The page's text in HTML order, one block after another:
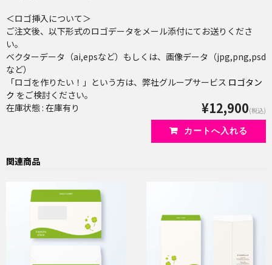
＜ロゴ挿入について＞
ご注文後、以下形式のロゴデータをメール添付にてお送りくださ
い。
ベクターデータ（ai,epsなど）もしくは、画像データ（jpg,png,psd
など）
「ロゴを作りたい！」という方は、弊社グループサービス ロゴタン
ク をご検討ください。
在庫状態 : 在庫有り
¥12,900(税込)
関連商品